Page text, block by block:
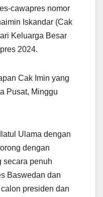
cawapres nomor
Iskandar (Cak
Keluarga Besar
2024.
Cak Imin yang
Pusat, Minggu
Ulama dengan
dengan
secara penuh
Baswedan dan
presiden dan